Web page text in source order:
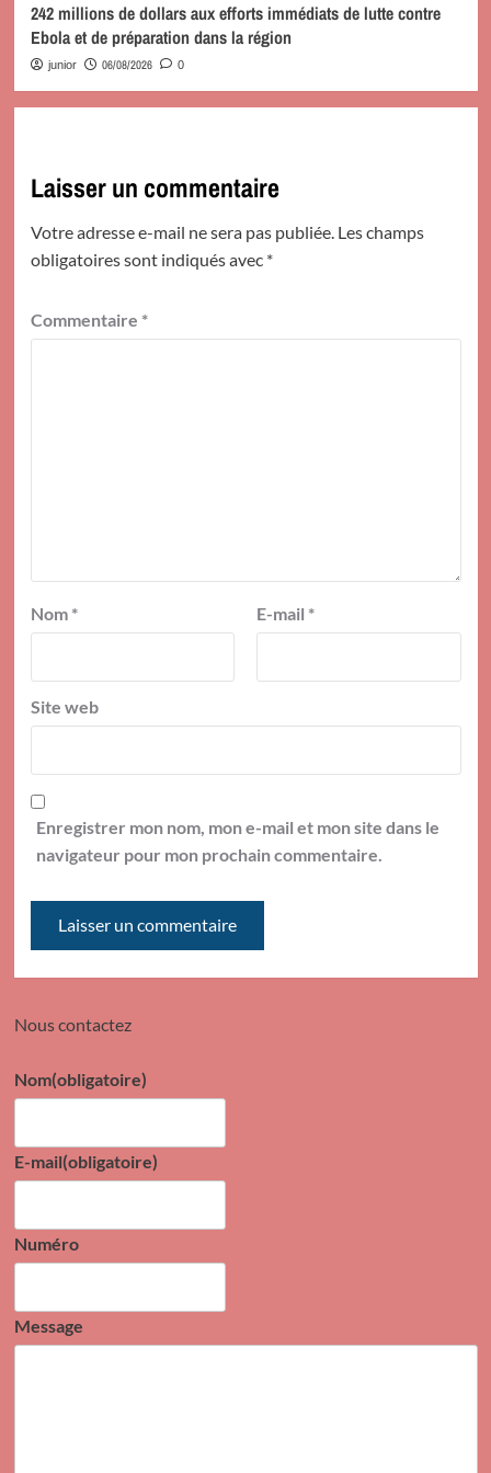
242 millions de dollars aux efforts immédiats de lutte contre
Ebola et de préparation dans la région
junior 06/08/2026 0
Laisser un commentaire
Votre adresse e-mail ne sera pas publiée. Les champs
obligatoires sont indiqués avec *
Commentaire *
Nom * E-mail *
Site web
Enregistrer mon nom, mon e-mail et mon site dans le
navigateur pour mon prochain commentaire.
Nous contactez
Nom(obligatoire)
E-mail(obligatoire)
Numéro
Message